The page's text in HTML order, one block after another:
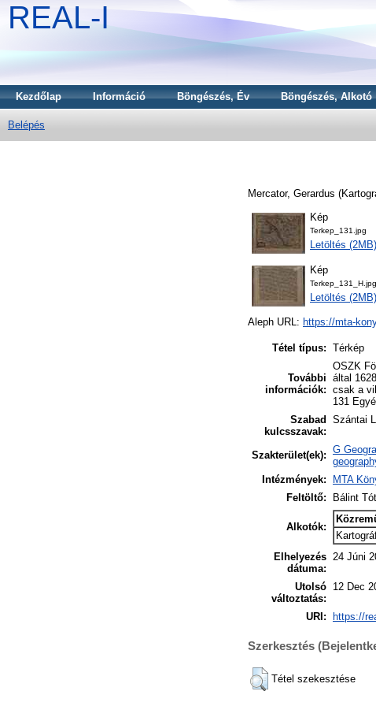
REAL-I
Kezdőlap Információ Böngészés, Év Böngészés, Alkotó
Belépés
Mercator, Gerardus
Kép
Terkep_131.jpg
Letöltés (2MB)
Kép
Terkep_131_H.jpg
Letöltés (2MB)
Aleph URL: https://mta-
Tétel típus: Térkép
További
információk:
OSZK
által
csak a
131
Szabad
kulcsszavak:
Szántai
Szakterület(ek): G
Intézmények:
MTA
Feltöltő:
Bálint
Alkotók:
Elhelyezés
dátuma:
24 Júni
Utolsó
változtatás:
12 Dec
URI: https://
Szerkesztés
Tétel szekesztése